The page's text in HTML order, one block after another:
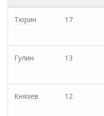
Тюрин 17
Гулин 13
Князев 12